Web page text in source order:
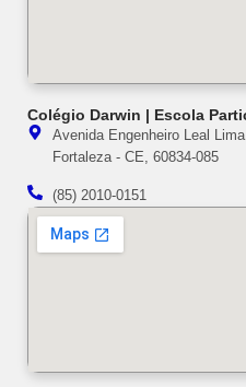
Colégio Darwin | Escola
Avenida Engenheiro Leal
Fortaleza - CE, 60834-085
(85) 2010-0151